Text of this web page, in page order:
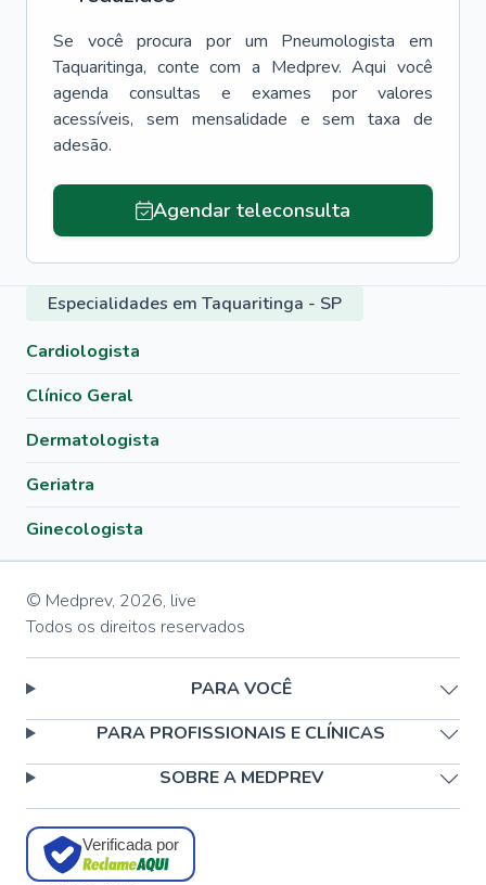
Se você procura por um Pneumologista
em
Taquaritinga, conte com a Medprev. Aqui você
agenda consultas e exames por valores
acessíveis, sem mensalidade e sem taxa de
adesão.
Agendar teleconsulta
Especialidades em Taquaritinga - SP
Cardiologista
Clínico Geral
Dermatologista
Geriatra
Ginecologista
© Medprev, 2026, live
Todos os direitos reservados
PARA VOCÊ
PARA PROFISSIONAIS E CLÍNICAS
SOBRE A MEDPREV
Verificada por